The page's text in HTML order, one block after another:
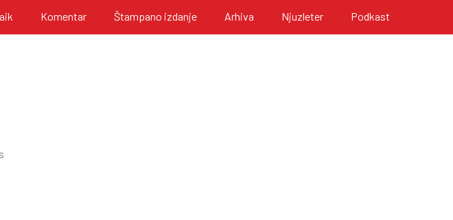
Komentar Štampano izdanje Arhiva Njuzleter Podkast